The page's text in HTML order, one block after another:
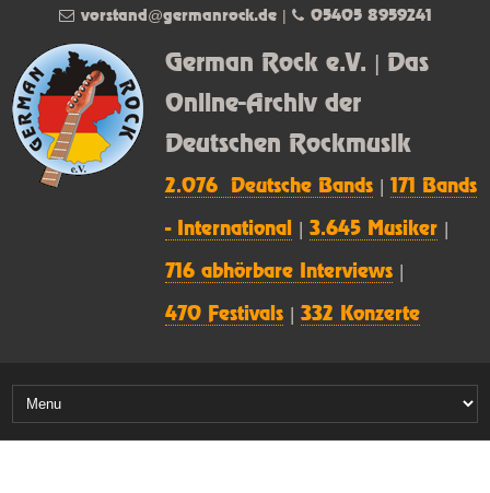
German Rock e.V. | Das
Online-Archiv der
Deutschen Rockmusik
2.076 Deutsche Bands |171 Bands
- International |3.645 Musiker
716 abhörbare Interviews
470 Festivals |332 Konzerte
vorstand@germanrock.de| 05405 8959241